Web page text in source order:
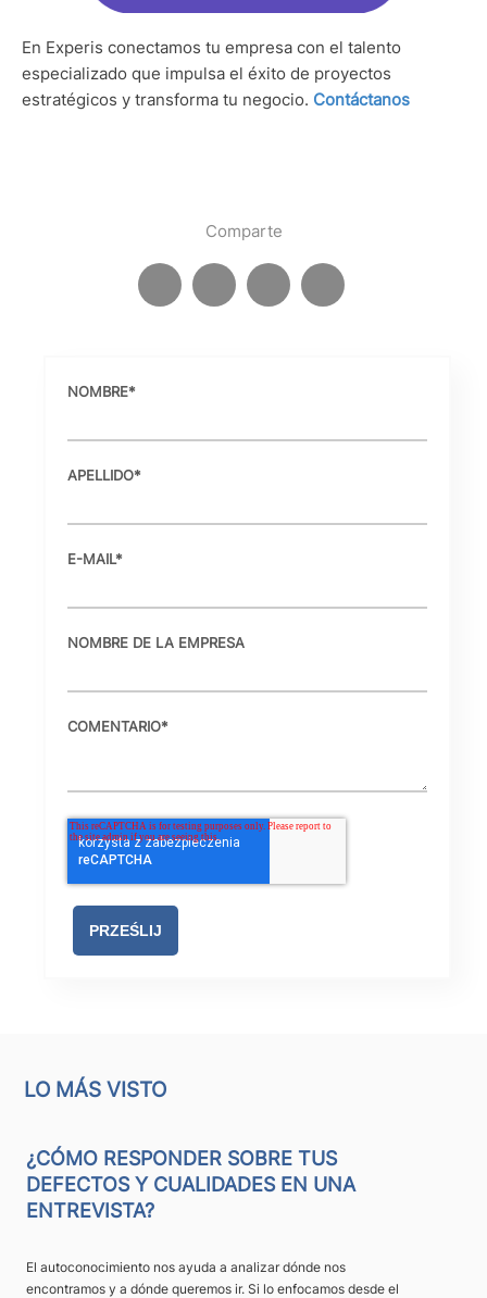
En Experis conectamos tu empresa con el talento
especializado que impulsa el éxito de proyectos
estratégicos y transforma tu negocio. Contáctanos
Comparte
NOMBRE*
APELLIDO*
E-MAIL*
NOMBRE DE LA EMPRESA
COMENTARIO*
LO MÁS VISTO
¿CÓMO RESPONDER SOBRE TUS
DEFECTOS Y CUALIDADES EN UNA
ENTREVISTA?
El autoconocimiento nos ayuda a analizar dónde nos
encontramos y a dónde queremos ir. Si lo enfocamos desde el